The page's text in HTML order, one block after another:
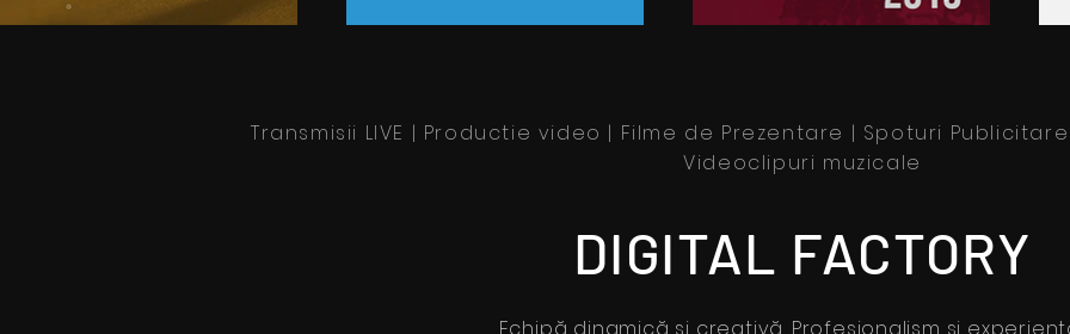
Transmisii LIVE | Productie video | Filme de Prezentare | Spoturi
Videoclipuri muzicale
DIGITAL FACTORY